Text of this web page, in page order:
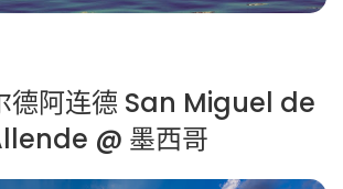
德阿连德 San Miguel de
@ 墨西哥